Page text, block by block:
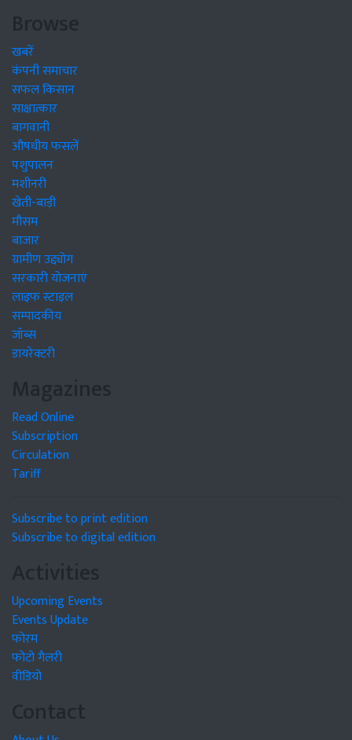
Browse
खबरें
कंपनी समाचार
सफल किसान
साक्षात्कार
बागवानी
औषधीय फसलें
पशुपालन
मशीनरी
खेती-बाड़ी
मौसम
बाजार
ग्रामीण उद्द्योग
सरकारी योजनाएं
लाइफ स्टाइल
सम्पादकीय
जॉब्स
डायरेक्टरी
Magazines
Read Online
Subscription
Circulation
Tariff
Subscribe to print edition
Subscribe to digital edition
Activities
Upcoming Events
Events Update
फोरम
फोटो गैलरी
वीडियो
Contact